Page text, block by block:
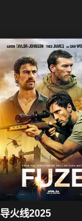
导火线2025